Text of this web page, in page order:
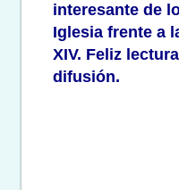
interesante de
Iglesia frente a
XIV. Feliz
difusión.